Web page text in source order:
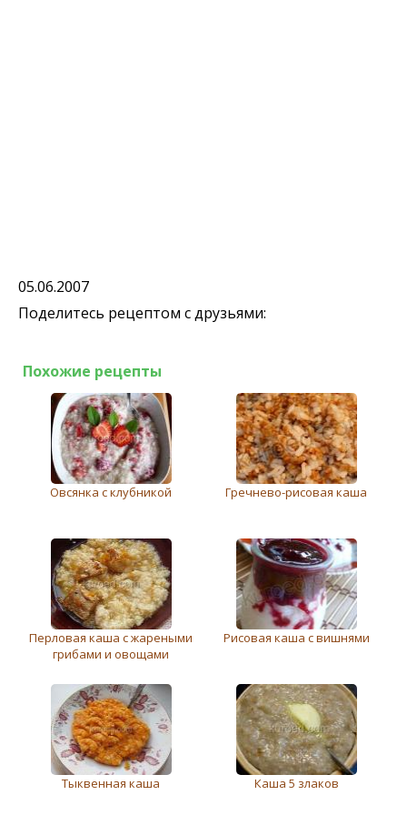
05.06.2007
Поделитесь рецептом с друзьями:
Похожие рецепты
Овсянка с клубникой Грeчнeво-рисовая каша
Перловая каша с жареными
грибами и овощами
Рисовая каша с вишнями
Тыквенная каша Каша 5 злаков